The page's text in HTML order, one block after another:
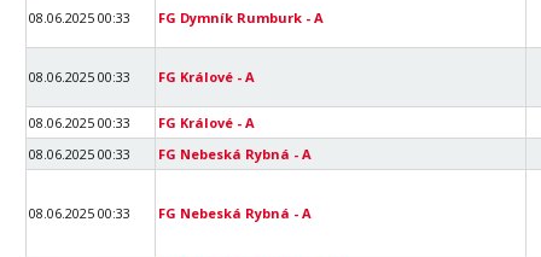
08.06.2025 00:33 FG Dymník Rumburk - A
08.06.2025 00:33 FG Králové - A
08.06.2025 00:33
FG Králové - A
08.06.2025 00:33
FG Nebeská Rybná - A
08.06.2025 00:33 FG Nebeská Rybná - A